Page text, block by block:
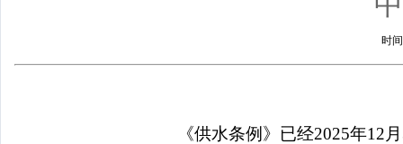
时
《供水条例》已经2025年12 月